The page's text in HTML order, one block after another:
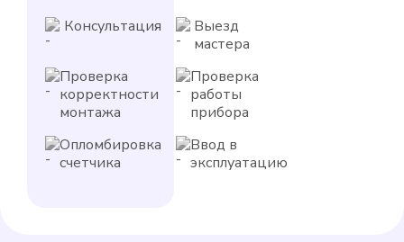
Консультация
Выезд
мастера
Проверка
корректности
монтажа
Проверка
работы
прибора
Опломбировка
счетчика
Ввод в
эксплуатацию